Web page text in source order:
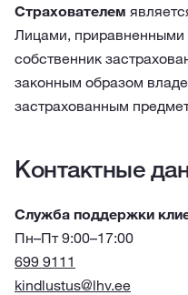
Страхователем
Лицами, приравненными
собственник
законным образом
застрахованным
Контактные
Служба поддержки
Пн–Пт 9:00–17:00
699 9111
kindlustus@lhv.ee